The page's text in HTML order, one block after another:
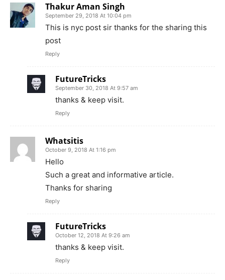
Thakur Aman Singh
September 29, 2018 At 10:04 pm
This is nyc post sir thanks for the sharing this
post
Reply
FutureTricks
September 30, 2018 At 9:57 am
thanks & keep visit.
Reply
Whatsitis
October 9, 2018 At 1:16 pm
Hello
Such a great and informative article.
Thanks for sharing
Reply
FutureTricks
October 12, 2018 At 9:26 am
thanks & keep visit.
Reply